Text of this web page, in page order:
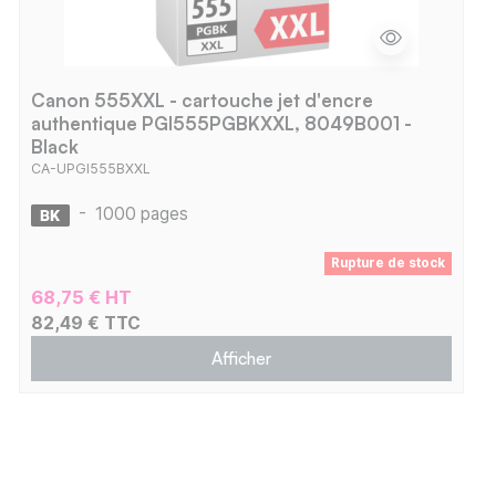
Canon 555XXL - cartouche jet d'encre
authentique PGI555PGBKXXL, 8049B001 -
Black
CA-UPGI555BXXL
- 1000 pages
Rupture de stock
68,75 € HT
82,49 € TTC
Afficher